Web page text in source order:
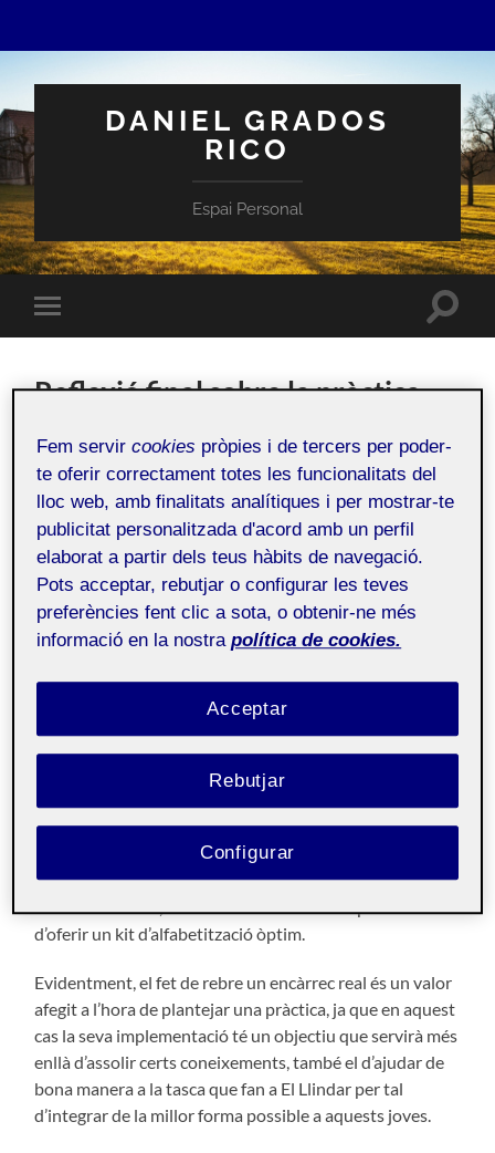
DANIEL GRADOS
RICO
Espai Personal
Toggle
mobile
Toggle
Reflexió final sobre la pràctica
Fabricació digital Públic
En primer lloc, col·laborar amb El Llindar ha sigut una
bona experiència per l’oportunitat d’apropar-nos a
l’aprenentatge i servei, i per comportar una motivació
especial per tal d’anar una mica més enllà. És a dir, en
creació d’un joc que servís com a recurs didàctic per tal
que joves que volen començar de nou poguessin
aprendre d’una manera manipulativa l’alfabet i
vocabulari català de paraules relacionades amb l’àmbit
laboral. Amb aquesta premissa, el Grup 3 vam haver de
donar amb idees, solucions i modificacions per tal
d’oferir un kit d’alfabetització òptim.
Evidentment, el fet de rebre un encàrrec real és un valor
afegit a l’hora de plantejar una pràctica, ja que en aquest
cas la seva implementació té un objectiu que servirà més
enllà d’assolir certs coneixements, també el d’ajudar de
bona manera a la tasca que fan a El Llindar per tal
d’integrar de la millor forma possible a aquests joves.
Fem servircookies pròpies i de tercers per poder-
te oferir correctament totes les funcionalitats del
lloc web, amb finalitats analítiques i per mostrar-te
publicitat personalitzada d'acord amb un perfil
elaborat a partir dels teus hàbits de navegació.
Pots acceptar, rebutjar o configurar les teves
preferències fent clic a sota, o obtenir-ne més
informació en la nostra política de cookies.
Rebutjar
Acceptar
Configurar